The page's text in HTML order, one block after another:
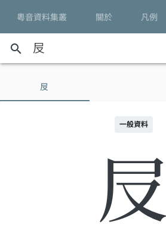
粵音資料集叢 關於 凡例
search
㞋
一般資料
㞋